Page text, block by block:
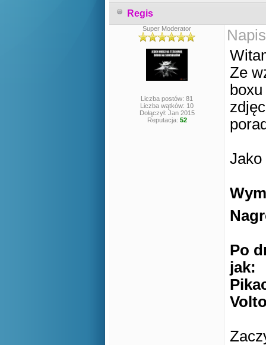
Regis
Super Moderator
Liczba postów: 81
Liczba wątków: 10
Dołączył: Jan 2015
Reputacja: 52
Ze
Po
jak: